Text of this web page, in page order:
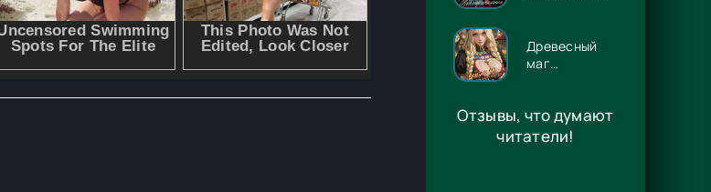
Древесный
маг
- Игорь
Павлов
Отзывы, что думают
читатели!